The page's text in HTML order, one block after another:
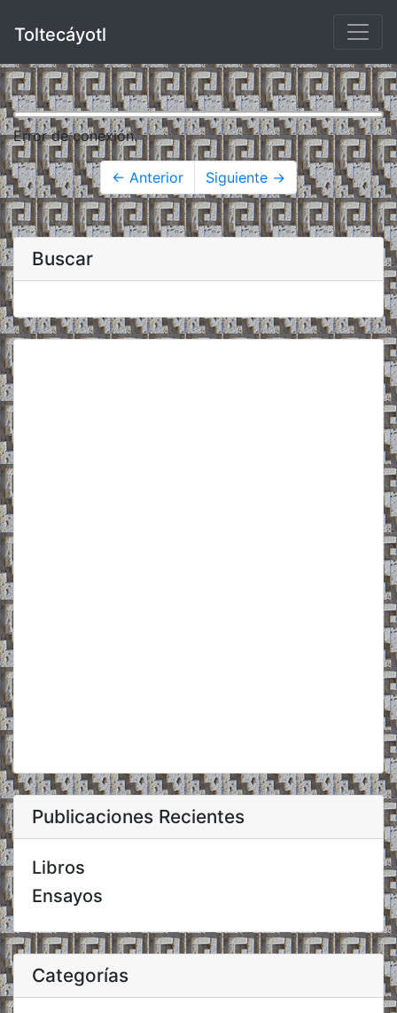
Toltecáyotl
Error de conexión.
← Anterior Siguiente →
Buscar
Publicaciones Recientes
Libros
Ensayos
Categorías